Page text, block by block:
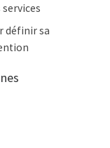
définir sa